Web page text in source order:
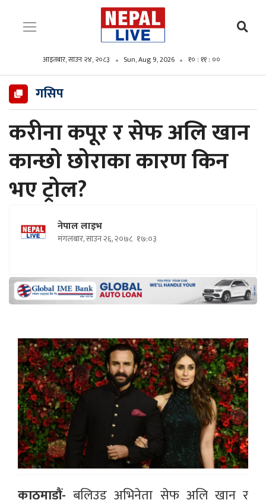
आइतबार, साउन २४, २०८३ Sun, Aug 9, 2026 १० : ११ : ०१
गसिप
करीना कपूर र सेफ अलि खान
कान्छो छोराका कारण किन
भए ट्रोल?
नेपाल लाइभ
मंगलबार, साउन २६, २०७८ १७:०३
काठमाडौं- बलिउड अभिनेता सेफ अलि खान र